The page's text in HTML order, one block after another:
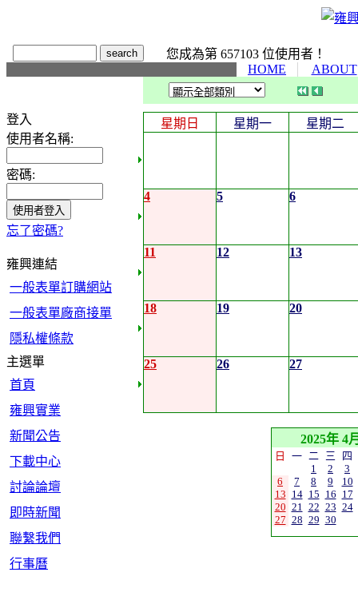
您成為第 657103 位使用者！
HOME
ABOUT
登入
使用者名稱:
密碼:
忘了密碼?
雍興連結
一般表單訂購網站
一般表單廠商接單
隱私權條款
主選單
首頁
雍興實業
新聞公告
下載中心
討論論壇
即時新聞
聯繫我們
行事曆
星期日 星期一 星期二
4 5 6
11 12 13
18 19 20
25 26 27
2025年 4
日 一 二 三
四
1
2
3
6
7 8 9
10
13 14 15 16 17
20 21 22 23 24
27 28 29 30